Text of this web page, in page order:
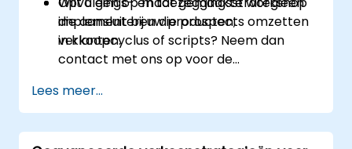
implementeren die prospects omzetten
in klanten.
die aansluit bij uw producten,
verkoopcyclus of scripts? Neem dan
contact met ons op voor de
Lees meer...